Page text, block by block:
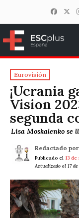
Eurovisión
¡Ucrania
Vision
segunda
Lisa Moskalenko se
Redactado
Publicado el 13
Actualizado el 17